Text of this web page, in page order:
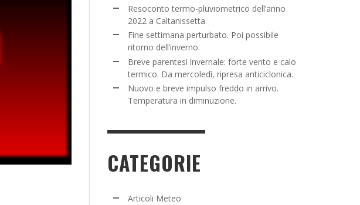
Resoconto termo-pluviometrico dell’anno
2022 a Caltanissetta
Fine settimana perturbato. Poi possibile
ritorno dell’inverno.
Breve parentesi invernale: forte vento e calo
termico. Da mercoledì, ripresa anticiclonica.
Nuovo e breve impulso freddo in arrivo.
Temperatura in diminuzione.
CATEGORIE
Articoli Meteo